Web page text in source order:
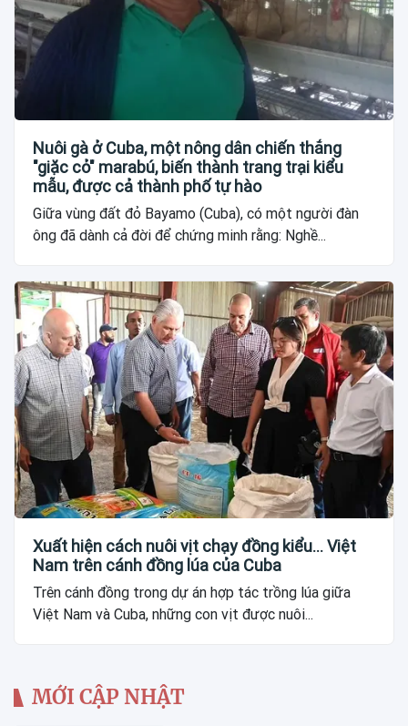
Nuôi gà ở Cuba, một nông dân chiến thắng
"giặc cỏ" marabú, biến thành trang trại kiểu
mẫu, được cả thành phố tự hào
Giữa vùng đất đỏ Bayamo (Cuba), có một người đàn
ông đã dành cả đời để chứng minh rằng: Nghề...
Xuất hiện cách nuôi vịt chạy đồng kiểu... Việt
Nam trên cánh đồng lúa của Cuba
Trên cánh đồng trong dự án hợp tác trồng lúa giữa
Việt Nam và Cuba, những con vịt được nuôi...
MỚI CẬP NHẬT